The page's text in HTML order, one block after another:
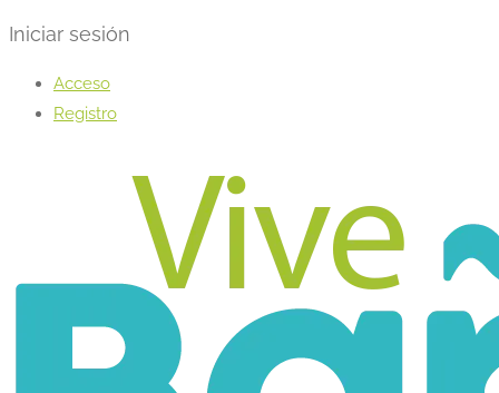
Iniciar sesión
Acceso
Registro